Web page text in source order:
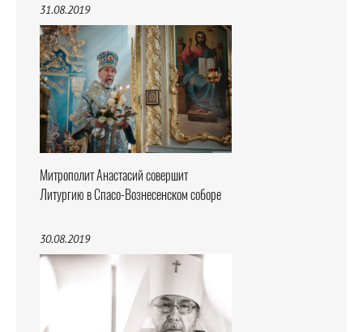
31.08.2019
Митрополит Анастасий совершит
Литургию в Спасо-Вознесенском соборе
30.08.2019